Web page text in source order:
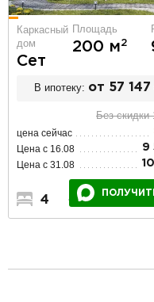
Каркасный
дом
Сет
Площадь
200 м2
В ипотеку: от 57
Без скидки
цена сейчас
Цена с 16.08 9
Цена с 31.08
4 3